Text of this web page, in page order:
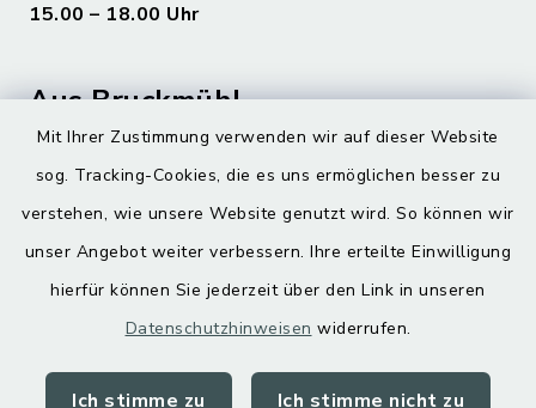
Mit Ihrer Zustimmung verwenden wir auf dieser Website
sog. Tracking-Cookies, die es uns ermöglichen besser zu
verstehen, wie unsere Website genutzt wird. So können wir
unser Angebot weiter verbessern. Ihre erteilte Einwilligung
hierfür können Sie jederzeit über den Link in unseren
Datenschutzhinweisen widerrufen.
Ich stimme zu Ich stimme nicht zu
15.00 – 18.00 Uhr
Aus Bruckmühl
Digitaler Ortsplan